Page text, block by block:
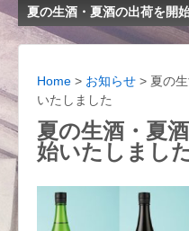
夏の生酒・夏酒の出荷を開
Home > お知らせ > 夏の
いたしました
夏の生酒・夏
始いたしまし